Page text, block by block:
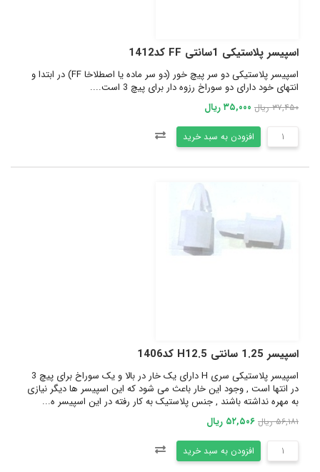
اسپیسر پلاستیکی 1سانتی FF کد1412
اسپیسر پلاستیکی دو سر پیچ خور (دو سر ماده یا اصطلاخا FF) در ابتدا و
انتهای خود دارای دو سوراخ رزوه دار برای پیچ 3 است....
۳۷,۴۵۰ ریال ۳۵,۰۰۰ ریال
افزودن به سبد خرید
اسپیسر 1.25 سانتی H12.5 کد1406
اسپیسر پلاستیکی سری H دارای یک خار در بالا و یک سوراخ برای پیچ 3
در انتها است , وجود این خار باعث می شود که این اسپیسر ها دیگر نیازی
به مهره نداشته باشند , جنس پلاستیک به کار رفته در این اسپیسر ه...
۵۶,۱۸۱ ریال ۵۲,۵۰۶ ریال
افزودن به سبد خرید